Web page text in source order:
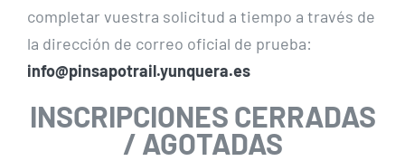
completar vuestra solicitud a tiempo a través de
la dirección de correo oficial de prueba:
info@pinsapotrail.yunquera.es
INSCRIPCIONES CERRADAS
/ AGOTADAS